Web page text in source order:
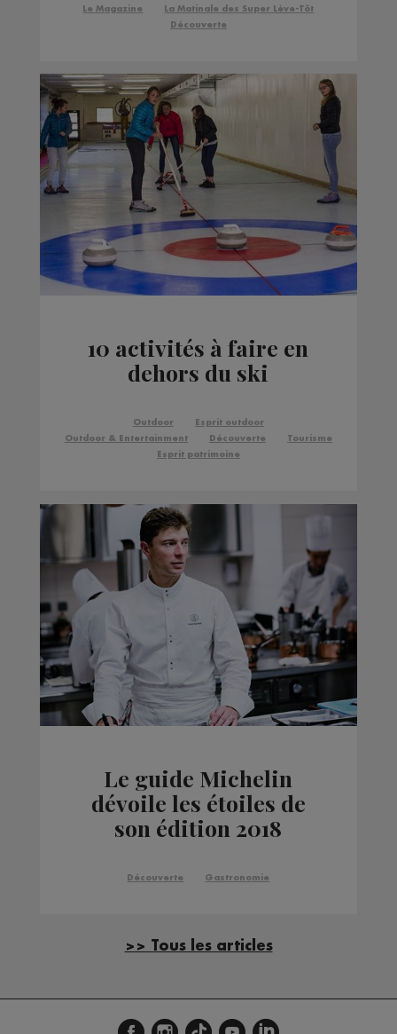
Le Magazine
La Matinale des Super Lève-Tôt
Découverte
10 activités à faire en
dehors du ski
Outdoor
Esprit outdoor
Outdoor & Entertainment
Découverte
Tourisme
Esprit patrimoine
Le guide Michelin
dévoile les étoiles de
son édition 2018
Découverte Gastronomie
>> Tous les articles